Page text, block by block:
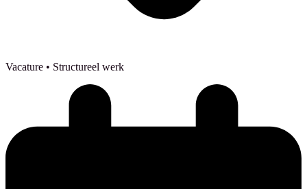
Vacature • Structureel werk